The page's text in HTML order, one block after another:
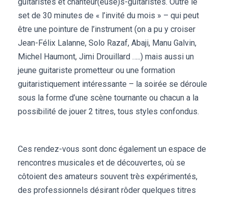
set de 30 minutes de « l’invité du mois » – qui peut
être une pointure de l’instrument (on a pu y croiser
Jean-Félix Lalanne, Solo Razaf, Abaji, Manu Galvin,
Michel Haumont, Jimi Drouillard …..) mais aussi un
jeune guitariste prometteur ou une formation
guitaristiquement intéressante – la soirée se déroule
sous la forme d’une scène tournante ou chacun a la
possibilité de jouer 2 titres, tous styles confondus.
Ces rendez-vous sont donc également un espace de
rencontres musicales et de découvertes, où se
côtoient des amateurs souvent très expérimentés,
des professionnels désirant rôder quelques titres